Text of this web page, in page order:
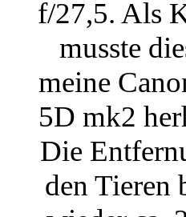
f/27,5. Als
musste
meine
5D mk2
Die
den Tieren